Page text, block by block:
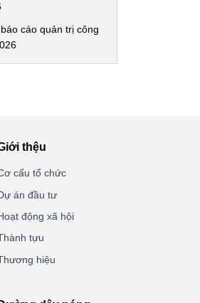
cáo quản trị công
thệu
cấu tổ chức
án đầu tư
động xã hội
tựu
hiệu